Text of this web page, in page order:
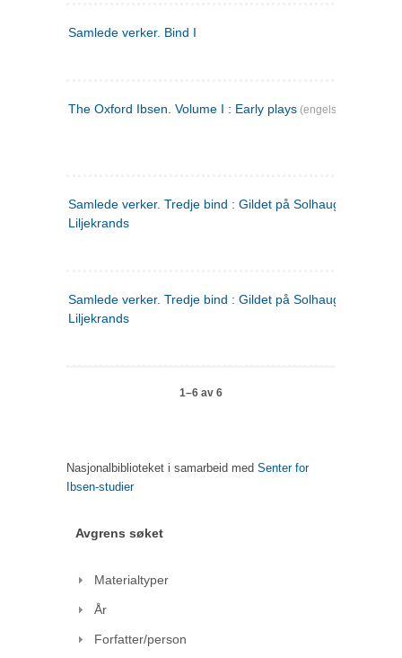
Samlede verker. Bind I
The Oxford Ibsen. Volume I : Early plays (engelsk)
Samlede verker. Tredje bind : Gildet på Solhaug ; Olaf
Liljekrands
Samlede verker. Tredje bind : Gildet på Solhaug ; Olaf
Liljekrands
1–6 av 6
Nasjonalbiblioteket i samarbeid med Senter for
Ibsen-studier
Avgrens søket
Materialtyper
År
Forfatter/person